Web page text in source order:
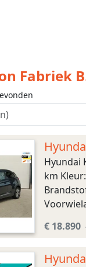
Fabriek
Hyundai
km
€ 18.890